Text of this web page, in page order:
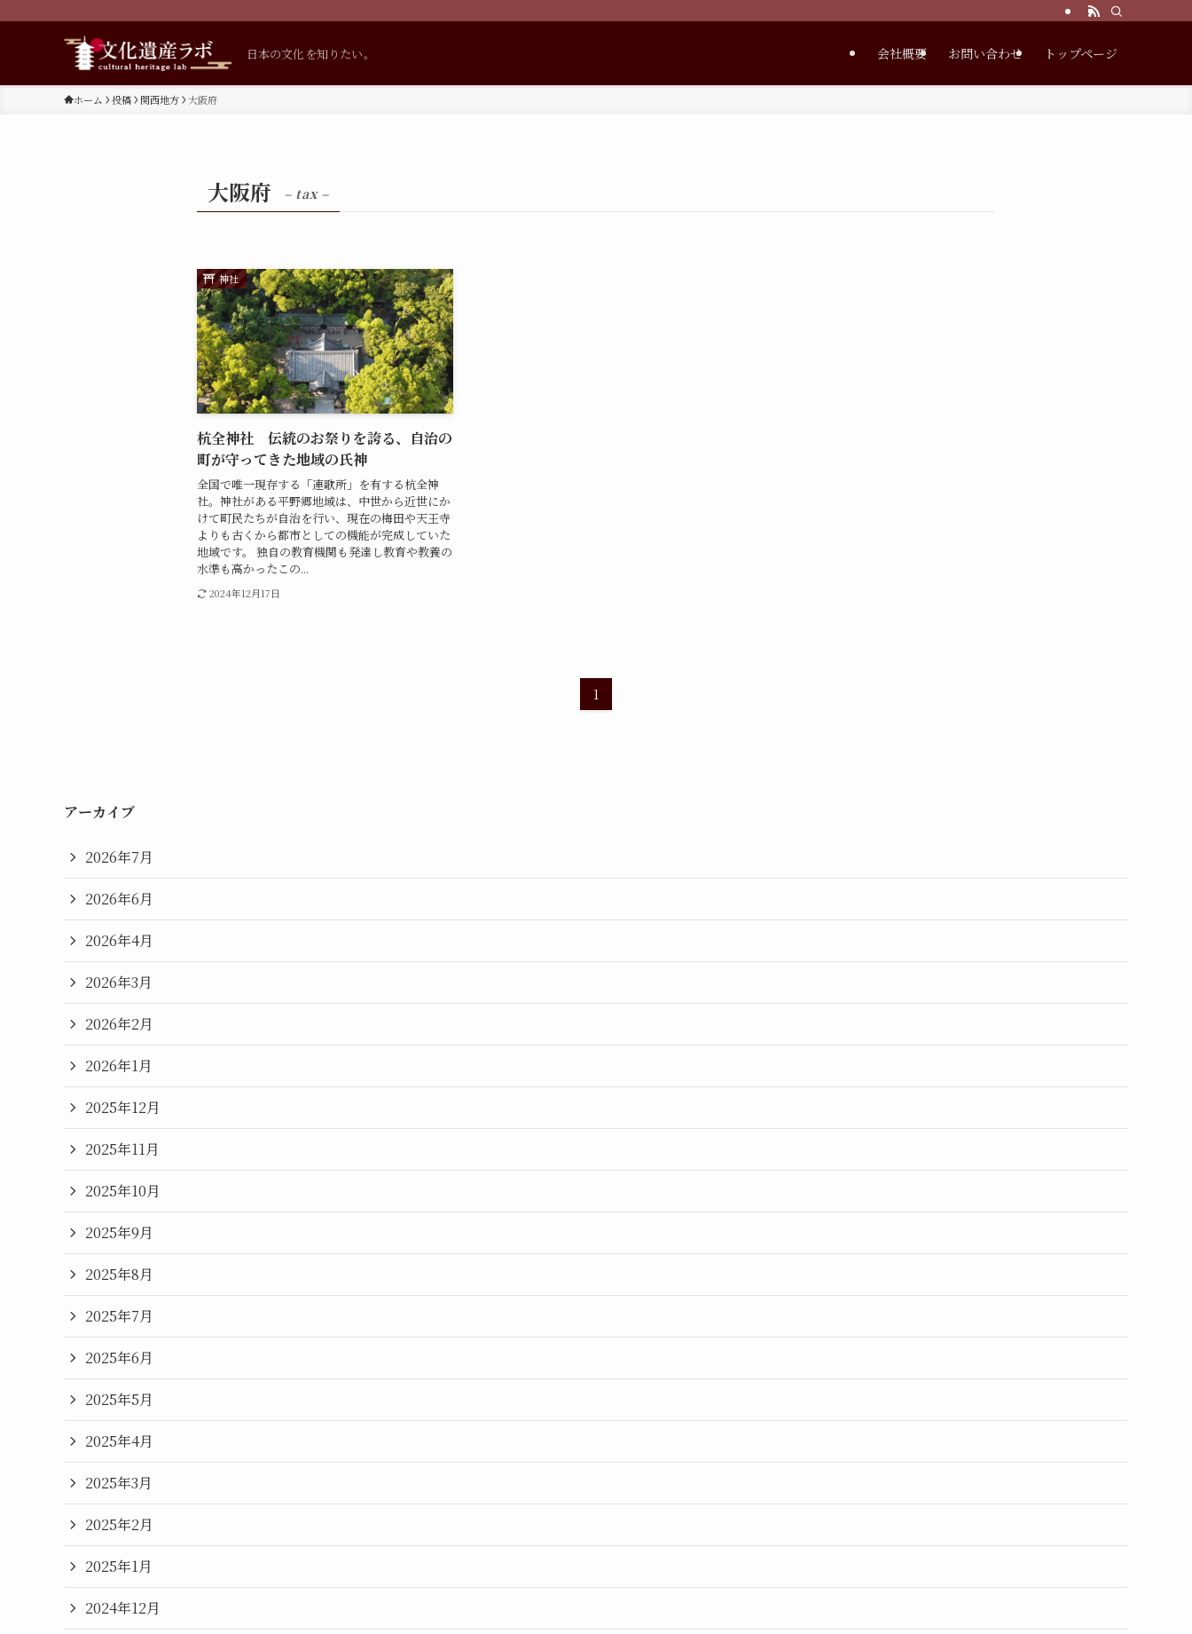
日本の文化を知りたい。 会社概要 お問い合わせ トップページ
ホーム 投稿 関西地方 大阪府
大阪府 – tax –
神社
杭全神社 伝統のお祭りを誇る、自治の
町が守ってきた地域の氏神
全国で唯一現存する「連歌所」を有する杭全神
社。神社がある平野郷地域は、中世から近世にか
けて町民たちが自治を行い、現在の梅田や天王寺
よりも古くから都市としての機能が完成していた
地域です。 独自の教育機関も発達し教育や教養の
水準も高かったこの...
2024年12月17日
1
アーカイブ
2026年7月
2026年6月
2026年4月
2026年3月
2026年2月
2026年1月
2025年12月
2025年11月
2025年10月
2025年9月
2025年8月
2025年7月
2025年6月
2025年5月
2025年4月
2025年3月
2025年2月
2025年1月
2024年12月